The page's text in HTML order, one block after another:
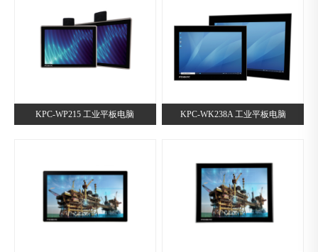
KPC-WP215 工业平板电脑 KPC-WK238A 工业平板电脑